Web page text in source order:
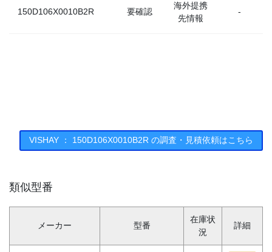
150D106X0010B2R 要確認
海外提携
先情報
-
VISHAY ： 150D106X0010B2R の調査・見積依頼はこちら
類似型番
メーカー 型番
在庫状
況
詳細